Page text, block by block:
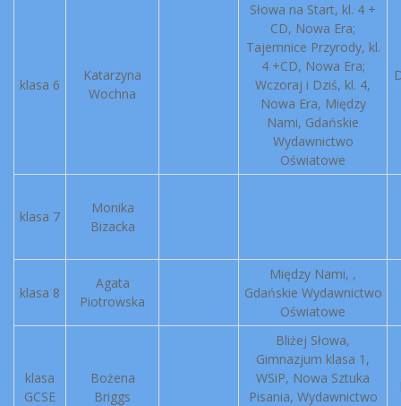
klasa 6
Katarzyna
Wochna
Słowa na Start, kl. 4 +
CD, Nowa Era;
Tajemnice Przyrody, kl.
4 +CD, Nowa Era;
Wczoraj i Dziś, kl. 4,
Nowa Era, Między
Nami, Gdańskie
Wydawnictwo
Oświatowe
klasa 7
Monika
Bizacka
klasa 8
Agata
Piotrowska
Między Nami, ,
Gdańskie Wydawnictwo
Oświatowe
klasa
GCSE
Bożena
Briggs
Bliżej Słowa,
Gimnazjum klasa 1,
WSiP, Nowa Sztuka
Pisania, Wydawnictwo